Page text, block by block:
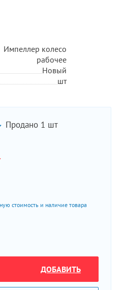
Импеллер колесо
рабочее
Новый
шт
Продано 1 шт
стоимость и наличие товара
ДОБАВИТЬ